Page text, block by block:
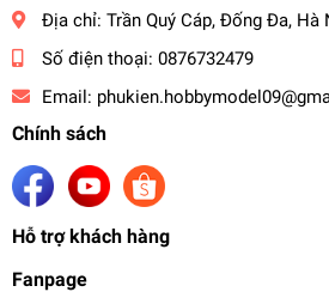
Địa chỉ: Trần Quý Cáp, Đống Đa, Hà
Số điện thoại: 0876732479
Email:
Chính sách
Hỗ trợ khách hàng
Fanpage